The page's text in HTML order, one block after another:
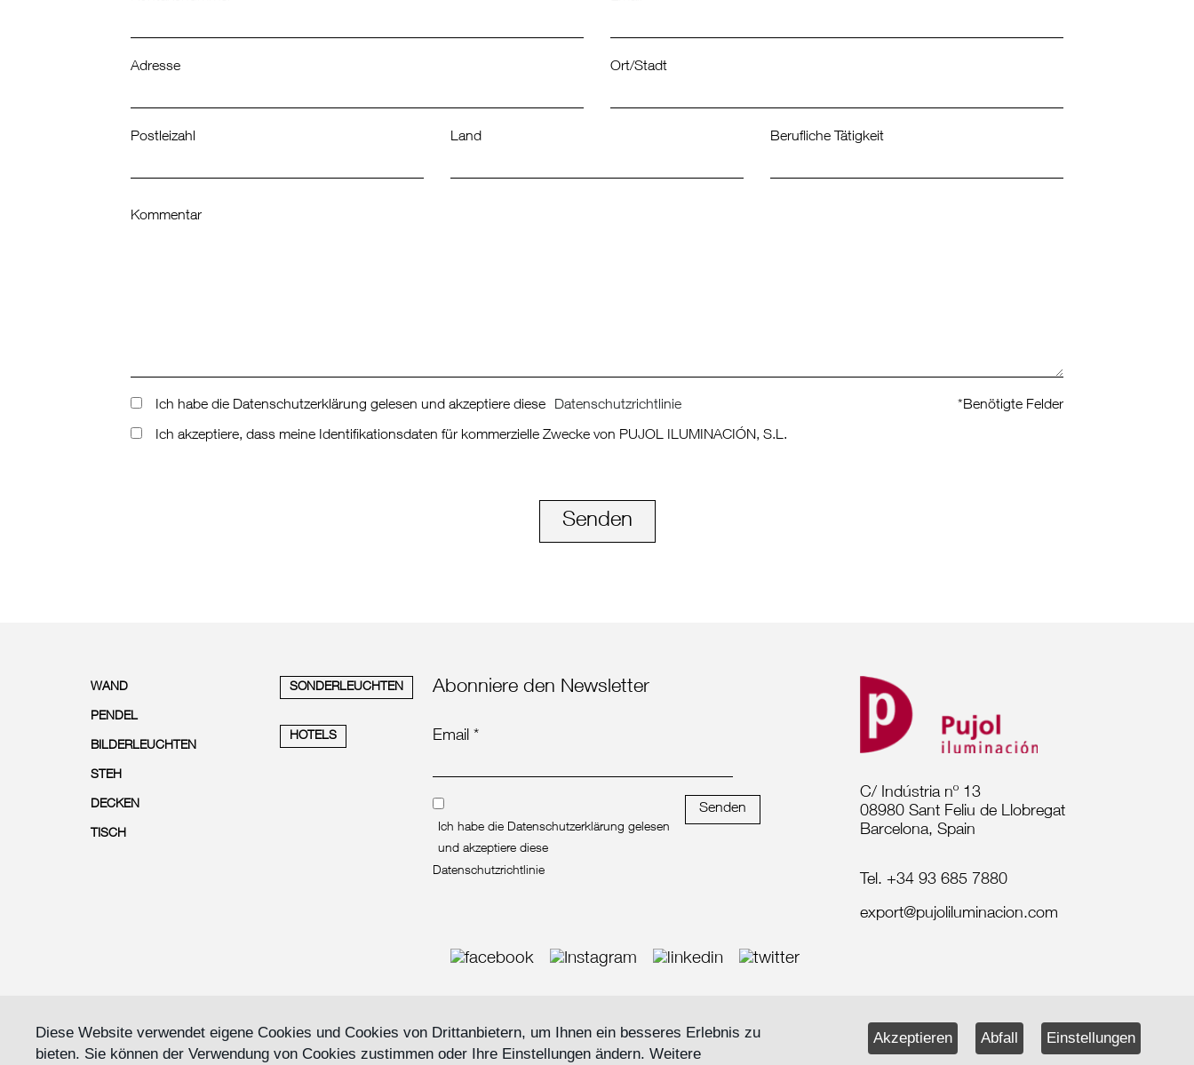
Adresse Ort/Stadt
Postleizahl Land Berufliche Tätigkeit
Kommentar
Ich habe die Datenschutzerklärung gelesen und akzeptiere diese Datenschutzrichtlinie
*Benötigte Felder
Ich akzeptiere, dass meine Identifikationsdaten für kommerzielle Zwecke von PUJOL ILUMINACIÓN, S.L.
Senden
WAND
PENDEL
BILDERLEUCHTEN
STEH
DECKEN
TISCH
SONDERLEUCHTEN
HOTELS
Abonniere den Newsletter
Email *
Ich habe die Datenschutzerklärung gelesen
und akzeptiere diese
Datenschutzrichtlinie
Senden
C/ Indústria nº 13
08980 Sant Feliu de Llobregat
Barcelona, Spain
Tel. +34 93 685 7880
export@pujoliluminacion.com
Diese Website verwendet eigene Cookies und Cookies von Drittanbietern, um Ihnen ein besseres Erlebnis zu
bieten. Sie können der Verwendung von Cookies zustimmen oder Ihre Einstellungen ändern. Weitere
Einstellungen
Abfall
Akzeptieren